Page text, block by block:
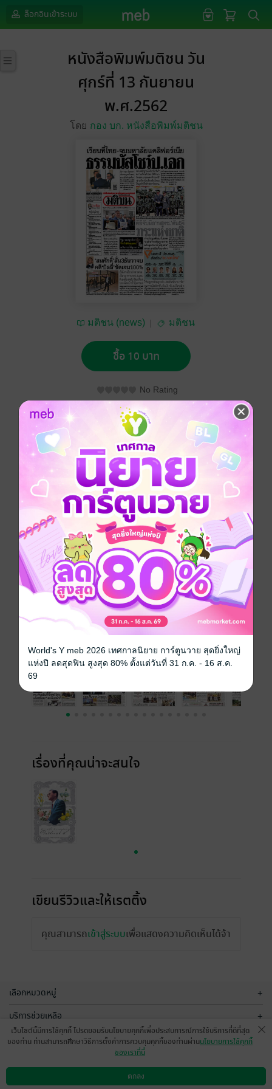
ล็อกอินเข้าระบบ
หนังสือพิมพ์มติชน วัน
ศุกร์ที่ 13 กันยายน
พ.ศ.2562
โดย กอง บก. หนังสือพิมพ์มติชน
มติชน (news) มติชน
ซื้อ 10 บาท
No Rating
อยากได้ ซื้อเป็นของขวัญ ติดตาม แชร์
หนังสือพิมพ์มติชน วันศุกร์ที่ 13 กันยายน พ.ศ.2562
ประเภทไฟล์ pdf
วันที่วางขาย 12 กันยายน 2562
ความยาว 24 หน้า
ราคาปก 10 บาท
ฉบับย้อนหลัง ดูทั้งหมด
เรื่องที่คุณน่าจะสนใจ
เขียนรีวิวและให้เรตติ้ง
คุณสามารถเข้าสู่ระบบเพื่อแสดงความคิดเห็นได้จ้า
เลือกหมวดหมู่ +
บริการช่วยเหลือ +
เกี่ยวกับเรา
ดาวน์โหลดแอป วิธีการใช้งาน ติดต่อเรา
เว็บไซต์นี้มีการใช้คุกกี้ โปรดยอมรับนโยบายคุกกี้เพื่อประสบการณ์การใช้บริการที่ดีที่สุด
ของท่าน ท่านสามารถศึกษาวิธีการตั้งค่าการควบคุมคุกกี้ของท่านผ่านนโยบายการใช้คุกกี้
ของเราที่นี่
ตกลง
World's Y meb 2026 เทศกาลนิยาย การ์ตูนวาย สุดยิ่งใหญ่
แห่งปี ลดสุดฟิน สูงสุด 80% ตั้งแต่วันที่ 31 ก.ค. - 16 ส.ค.
69